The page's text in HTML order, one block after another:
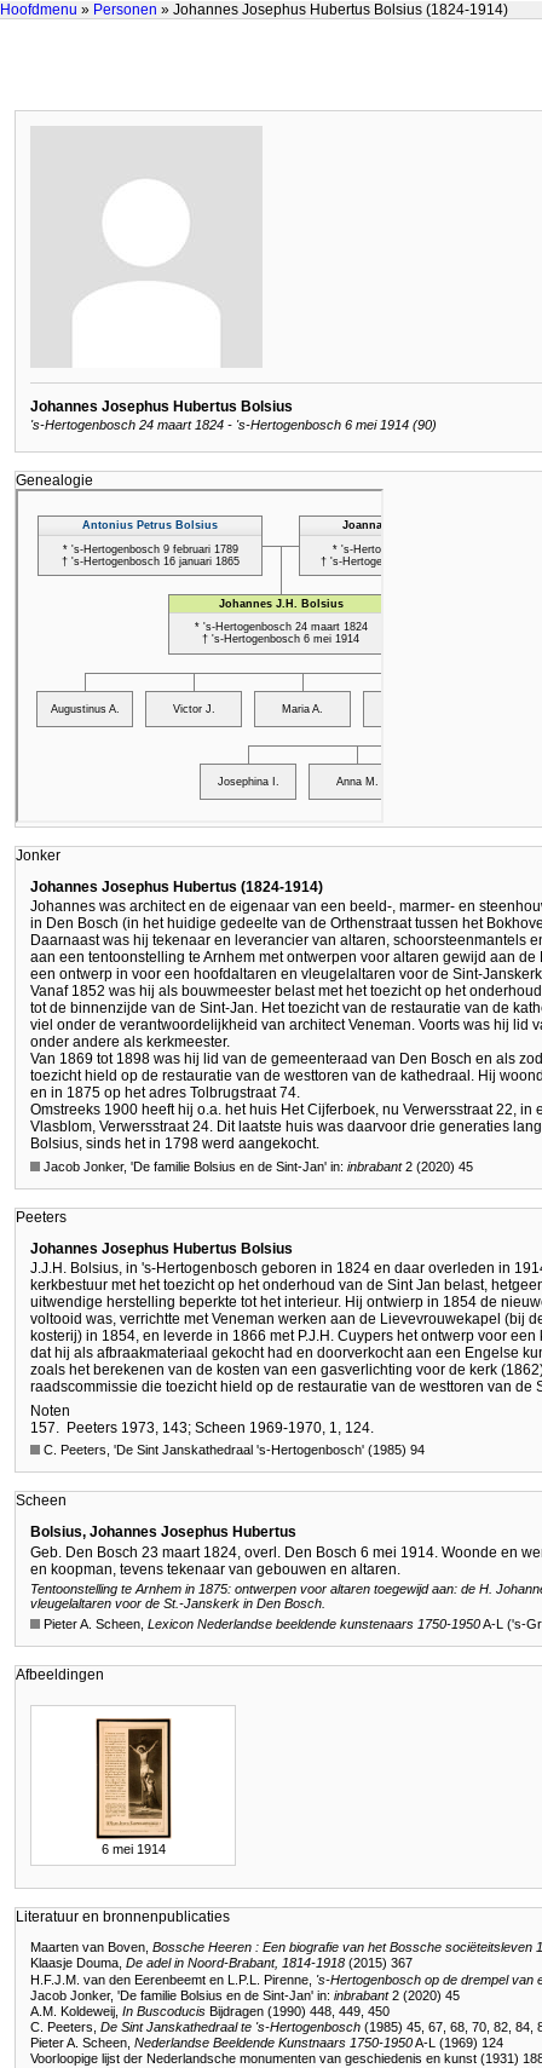
Hoofdmenu » Personen » Johannes Josephus Hubertus Bolsius (1824-1914)
Johannes Josephus Hubertus Bolsius
's-Hertogenbosch 24 maart 1824 - 's-Hertogenbosch 6 mei 1914 (90)
Genealogie
Jonker
Johannes Josephus Hubertus (1824-1914)
Johannes was architect en de eigenaar van een beeld-, marmer- en
in Den Bosch (in het huidige gedeelte van de Orthenstraat tussen het
Daarnaast was hij tekenaar en leverancier van altaren, schoorsteenmantels
aan een tentoonstelling te Arnhem met ontwerpen voor altaren gewijd aan
een ontwerp in voor een hoofdaltaren en vleugelaltaren voor de Sint-
Vanaf 1852 was hij als bouwmeester belast met het toezicht op het
tot de binnenzijde van de Sint-Jan. Het toezicht van de restauratie van de
viel onder de verantwoordelijkheid van architect Veneman. Voorts was hij lid
onder andere als kerkmeester.
Van 1869 tot 1898 was hij lid van de gemeenteraad van Den Bosch en als
toezicht hield op de restauratie van de westtoren van de kathedraal. Hij
en in 1875 op het adres Tolbrugstraat 74.
Omstreeks 1900 heeft hij o.a. het huis Het Cijferboek, nu Verwersstraat 22,
Vlasblom, Verwersstraat 24. Dit laatste huis was daarvoor drie generaties
Bolsius, sinds het in 1798 werd aangekocht.
Jacob Jonker, 'De familie Bolsius en de Sint-Jan' in: inbrabant2 (2020) 45
Peeters
Johannes Josephus Hubertus Bolsius
J.J.H. Bolsius, in 's-Hertogenbosch geboren in 1824 en daar overleden in
kerkbestuur met het toezicht op het onderhoud van de Sint Jan belast,
uitwendige herstelling beperkte tot het interieur. Hij ontwierp in 1854 de
voltooid was, verrichtte met Veneman werken aan de Lievevrouwekapel (bij
kosterij) in 1854, en leverde in 1866 met P.J.H. Cuypers het ontwerp voor
dat hij als afbraakmateriaal gekocht had en doorverkocht aan een Engelse
zoals het berekenen van de kosten van een gasverlichting voor de kerk
raadscommissie die toezicht hield op de restauratie van de westtoren van de
Noten
157. Peeters 1973, 143; Scheen 1969-1970, 1, 124.
C. Peeters, 'De Sint Janskathedraal 's-Hertogenbosch' (1985) 94
Scheen
Bolsius, Johannes Josephus Hubertus
Geb. Den Bosch 23 maart 1824, overl. Den Bosch 6 mei 1914. Woonde en
en koopman, tevens tekenaar van gebouwen en altaren.
Tentoonstelling te Arnhem in 1875: ontwerpen voor altaren toegewijd aan: de H.
vleugelaltaren voor de St.-Janskerk in Den Bosch.
Pieter A. Scheen, Lexicon Nederlandse beeldende kunstenaars 1750-1950A-L ('s-
Afbeeldingen
6 mei 1914
Literatuur en bronnenpublicaties
Maarten van Boven, Bossche Heeren : Een biografie van het Bossche sociëteitsleven
Klaasje Douma, De adel in Noord-Brabant, 1814-1918 (2015) 367
H.F.J.M. van den Eerenbeemt en L.P.L. Pirenne, 's-Hertogenbosch op de drempel van
Jacob Jonker, 'De familie Bolsius en de Sint-Jan' in: inbrabant2 (2020) 45
A.M. Koldeweij, In Buscoducis Bijdragen (1990) 448, 449, 450
C. Peeters, De Sint Janskathedraal te 's-Hertogenbosch (1985) 45, 67, 68, 70, 82, 84,
Pieter A. Scheen, Nederlandse Beeldende Kunstnaars 1750-1950A-L (1969) 124
Voorloopige lijst der Nederlandsche monumenten van geschiedenis en kunst (1931)